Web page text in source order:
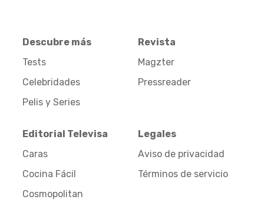
Descubre más
Tests
Celebridades
Pelis y Series
Revista
Magzter
Pressreader
Editorial Televisa
Caras
Cocina Fácil
Cosmopolitan
Legales
Aviso de privacidad
Términos de servicio